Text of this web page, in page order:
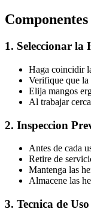
1. Seleccionar
Haga coincidir
Verifique que la
Elija mangos
Al trabajar
2. Inspeccion
Antes de cada
Retire de
Mantenga las
Almacene las
3. Tecnica de